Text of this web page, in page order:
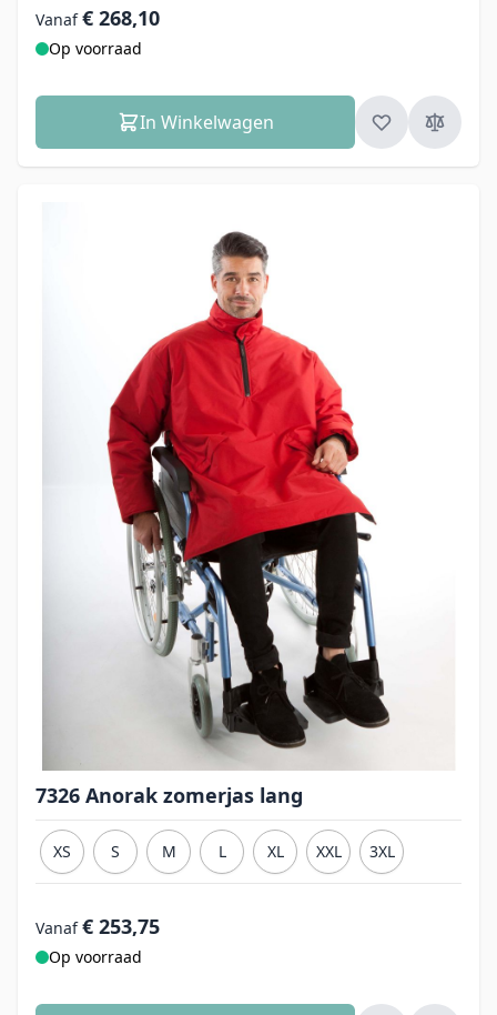
Vanaf € 268,10
Op voorraad
In Winkelwagen
7326 Anorak zomerjas lang
XS S M L XL XXL 3XL
Vanaf € 253,75
Op voorraad